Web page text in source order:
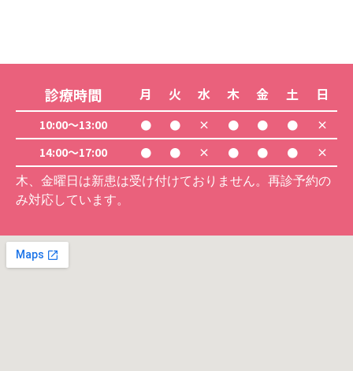
診療時間 月 火 水 木 金 土 日
10:00～13:00 ● ● × ● ● ●
×
14:00～17:00
● ● × ● ● ●
×
木、金曜日は新患は受け付けておりません。再診予約の
み対応しています。